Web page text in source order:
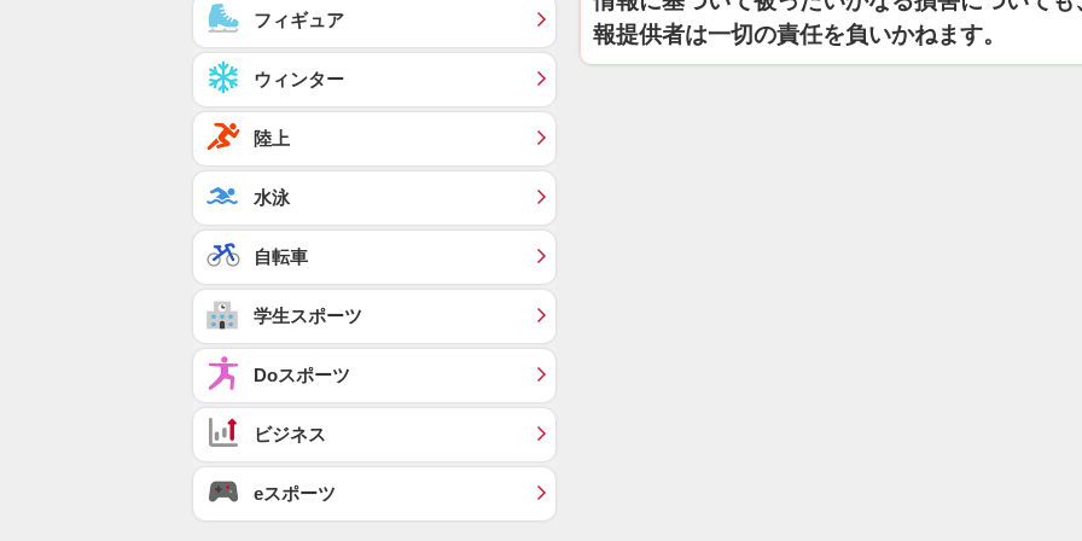
報提供者は一切の責任を負いかねます。
フィギュア
ウィンター
陸上
水泳
自転車
学生スポーツ
Doスポーツ
ビジネス
eスポーツ